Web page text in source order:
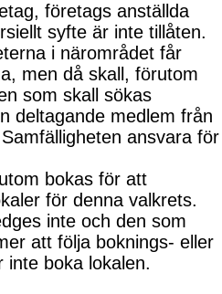
företags anställda
syfte är inte tillåten.
i närområdet får
men då skall, förutom
som skall sökas
deltagande medlem från
ansvara för
bokas för att
för denna valkrets.
inte och den som
att följa boknings- eller
inte boka lokalen.